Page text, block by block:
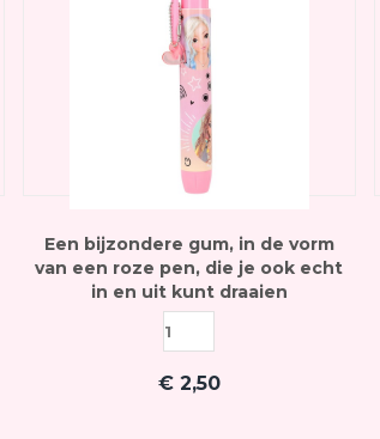
Een bijzondere gum, in de vorm
van een roze pen, die je ook echt
in en uit kunt draaien
€ 2,50